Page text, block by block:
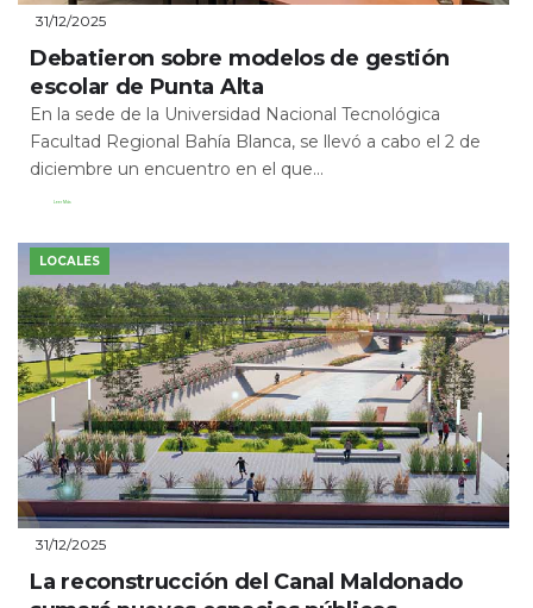
31/12/2025
Debatieron sobre modelos de gestión
escolar de Punta Alta
En la sede de la Universidad Nacional Tecnológica
Facultad Regional Bahía Blanca, se llevó a cabo el 2 de
diciembre un encuentro en el que...
Leer Más
LOCALES
31/12/2025
La reconstrucción del Canal Maldonado